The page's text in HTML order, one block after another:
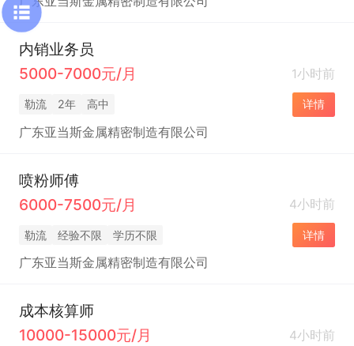
内销业务员
5000-7000元/月
1小时前
勒流 2年 高中 详情
广东亚当斯金属精密制造有限公司
喷粉师傅
6000-7500元/月
4小时前
勒流 经验不限 学历不限 详情
广东亚当斯金属精密制造有限公司
成本核算师
10000-15000元/月
4小时前